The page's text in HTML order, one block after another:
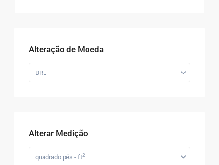
Alteração de Moeda
BRL
Alterar Medição
quadrado pés - ft2